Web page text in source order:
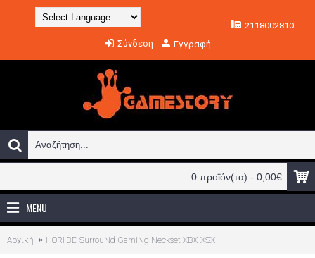
Translate
2118002810
Σύνδεση
Εγγραφή
0 προϊόν(τα) - 0,00€
MENU
Αρχική HORI 3D SurrouNd GamiNg Neckset XBX-XSX